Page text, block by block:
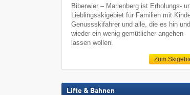
Biberwier – Marienberg ist Erholungs-
Lieblingsskigebiet für Familien mit
Genussskifahrer und alle, die es hin
wieder ein wenig gemütlicher angehen
lassen wollen.
Zum
Lifte & Bahnen